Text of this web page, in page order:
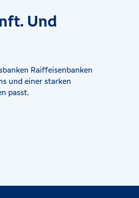
Und
Raiffeisenbanken
und einer starken
passt.